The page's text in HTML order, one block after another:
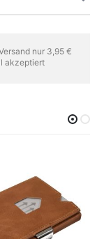
nur 3,95 €
akzeptiert